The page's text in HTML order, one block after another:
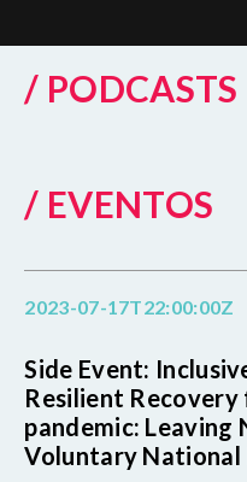
/ PODCASTS
/ EVENTOS
2023-07-17T22:00:00Z
Side Event:
Resilient
pandemic: Leaving
Voluntary National